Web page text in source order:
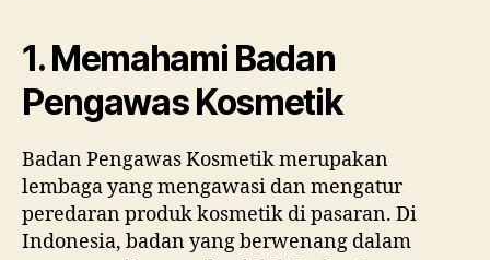
1. Memahami Badan
Pengawas Kosmetik
Badan Pengawas Kosmetik merupakan
lembaga yang mengawasi dan mengatur
peredaran produk kosmetik di pasaran. Di
Indonesia, badan yang berwenang dalam